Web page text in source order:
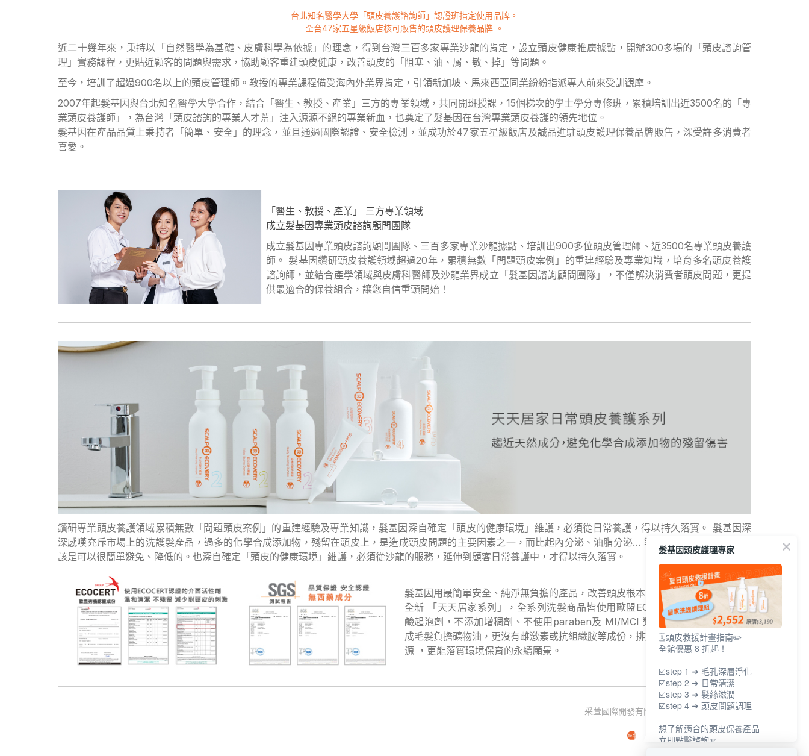
台北知名醫學大學「頭皮養護諮詢師」認證班指定使用品牌。
全台47家五星級飯店核可販售的頭皮護理保養品牌 。
近二十幾年來，秉持以「自然醫學為基礎、皮膚科學為依據」的理念，得到台灣三百多家專業沙龍的肯定，設立頭皮健康推廣據點，開辦300多場的「頭皮諮詢管
理」實務課程，更貼近顧客的問題與需求，協助顧客重建頭皮健康，改善頭皮的「阻塞、油、屑、敏、掉」等問題。
至今，培訓了超過900名以上的頭皮管理師。教授的專業課程備受海內外業界肯定，引領新加坡、馬來西亞同業紛紛指派專人前來受訓觀摩。
2007年起髮基因與台北知名醫學大學合作，結合「醫生、教授、產業」三方的專業領域，共同開班授課，15個梯次的學士學分專修班，累積培訓出近3500名的「專
業頭皮養護師」，為台灣「頭皮諮詢的專業人才荒」注入源源不絕的專業新血，也奠定了髮基因在台灣專業頭皮養護的領先地位。
髮基因在產品品質上秉持者「簡單、安全」的理念，並且通過國際認證、安全檢測，並成功於47家五星級飯店及誠品進駐頭皮護理保養品牌販售，深受許多消費者
喜愛。
「醫生、教授、產業」 三方專業領域
成立髮基因專業頭皮諮詢顧問團隊
成立髮基因專業頭皮諮詢顧問團隊、三百多家專業沙龍據點、培訓出900多位頭皮管理師、近3500名專業頭皮養護
師。 髮基因鑽研頭皮養護領域超過20年，累積無數「問題頭皮案例」的重建經驗及專業知識，培育多名頭皮養護
諮詢師，並結合產學領域與皮膚科醫師及沙龍業界成立「髮基因諮詢顧問團隊」，不僅解決消費者頭皮問題，更提
供最適合的保養組合，讓您自信重頭開始！
鑽研專業頭皮養護領域累積無數「問題頭皮案例」的重建經驗及專業知識，髮基因深自確定「頭皮的健康環境」維護，必須從日常養護，得以持久落實。 髮基因深
深感嘆充斥市場上的洗護髮產品，過多的化學合成添加物，殘留在頭皮上，是造成頭皮問題的主要因素之一，而比起內分泌、油脂分泌… 等因素，這個「因素」應
該是可以很簡單避免、降低的。也深自確定「頭皮的健康環境」維護，必須從沙龍的服務，延伸到顧客日常養護中，才得以持久落實。
髮基因用最簡單安全、純淨無負擔的產品，改善頭皮根本的問題，極具環保概念的
全新 「天天居家系列」，全系列洗髮商品皆使用歐盟ECOCERT有機認證的甜菜
鹼起泡劑，不添加增稠劑、不使用paraben及 MI/MCI 類的防腐劑、無添加會造
成毛髮負擔礦物油，更沒有雌激素或抗組織胺等成份，排放出的廢水不致污染水資
源 ，更能落實環境保育的永續願景。
采萱國際開發有限公司 統一編號：27543512
髮基因頭皮護理專家
🗓️頭皮救援計畫指南✏️
全館優惠 8 折起！
☑️step 1 ➜ 毛孔深層淨化
☑️step 2 ➜ 日常清潔
☑️step 3 ➜ 髮絲滋潤
☑️step 4 ➜ 頭皮問題調理
想了解適合的頭皮保養產品
立即點擊諮詢🔽